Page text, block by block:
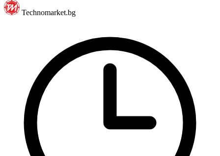
Technomarket.bg